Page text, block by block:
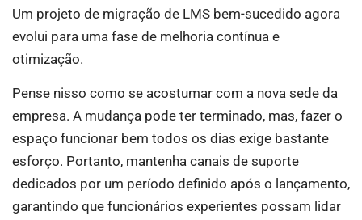
Um projeto de migração de LMS bem-sucedido agora
evolui para uma fase de melhoria contínua e
otimização.
Pense nisso como se acostumar com a nova sede da
empresa. A mudança pode ter terminado, mas, fazer o
espaço funcionar bem todos os dias exige bastante
esforço. Portanto, mantenha canais de suporte
dedicados por um período definido após o lançamento,
garantindo que funcionários experientes possam lidar